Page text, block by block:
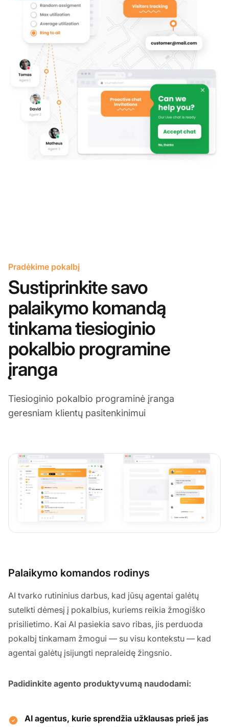
Pradėkime pokalbį
Sustiprinkite savo
palaikymo komandą
tinkama tiesioginio
pokalbio programine
įranga
Tiesioginio pokalbio programinė įranga
geresniam klientų pasitenkinimui
Palaikymo komandos rodinys
AI tvarko rutininius darbus, kad jūsų agentai galėtų
sutelkti dėmesį į pokalbius, kuriems reikia žmogiško
prisilietimo. Kai AI pasiekia savo ribas, jis perduoda
pokalbį tinkamam žmogui — su visu kontekstu — kad
agentai galėtų įsijungti nepraleidę žingsnio.
Padidinkite agento produktyvumą naudodami:
AI agentus, kurie sprendžia užklausas prieš jas